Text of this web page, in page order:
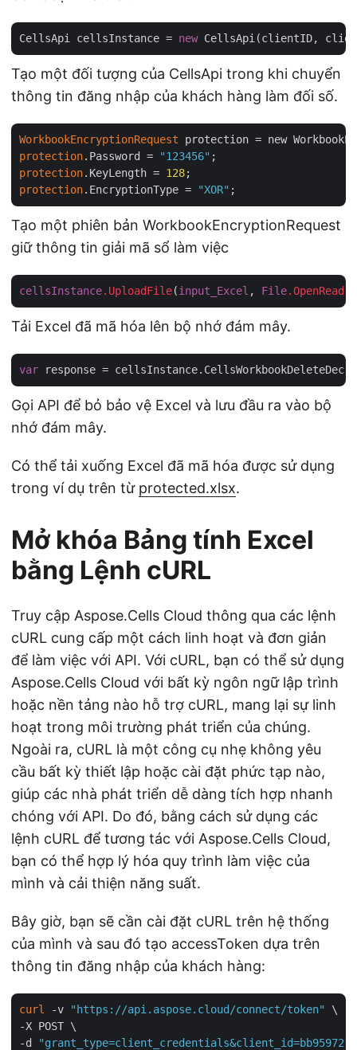
CellsApi cellsInstance = new
Tạo một đối tượng của CellsApi trong khi chuyển
thông tin đăng nhập của khách hàng làm đối số.
WorkbookEncryptionRequest
protection.Password = "123456"
protection.KeyLength = 128
protection.EncryptionType = "XOR"
Tạo một phiên bản WorkbookEncryptionRequest
giữ thông tin giải mã sổ làm việc
cellsInstance.UploadFile(input_Excel , File.OpenRead
Tải Excel đã mã hóa lên bộ nhớ đám mây.
var
Gọi API để bỏ bảo vệ Excel và lưu đầu ra vào bộ
nhớ đám mây.
Có thể tải xuống Excel đã mã hóa được sử dụng
trong ví dụ trên từ protected.xlsx.
Mở khóa Bảng tính Excel
bằng Lệnh cURL
Truy cập Aspose.Cells Cloud thông qua các lệnh
cURL cung cấp một cách linh hoạt và đơn giản
để làm việc với API. Với cURL, bạn có thể sử dụng
Aspose.Cells Cloud với bất kỳ ngôn ngữ lập trình
hoặc nền tảng nào hỗ trợ cURL, mang lại sự linh
hoạt trong môi trường phát triển của chúng.
Ngoài ra, cURL là một công cụ nhẹ không yêu
cầu bất kỳ thiết lập hoặc cài đặt phức tạp nào,
giúp các nhà phát triển dễ dàng tích hợp nhanh
chóng với API. Do đó, bằng cách sử dụng các
lệnh cURL để tương tác với Aspose.Cells Cloud,
bạn có thể hợp lý hóa quy trình làm việc của
mình và cải thiện năng suất.
Bây giờ, bạn sẽ cần cài đặt cURL trên hệ thống
của mình và sau đó tạo accessToken dựa trên
thông tin đăng nhập của khách hàng:
curl -v "https://api.aspose.cloud/connect/token"
\
-X POST \
-d
"grant_type=client_credentials&client_id=bb959721-